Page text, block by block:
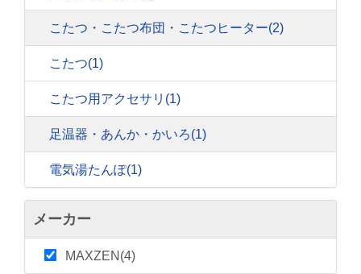
こたつ・こたつ布団・こたつヒーター(2)
こたつ(1)
こたつ用アクセサリ (1)
足温器・あんか・かいろ(1)
電気湯たんぽ(1)
メーカー
MAXZEN(4)